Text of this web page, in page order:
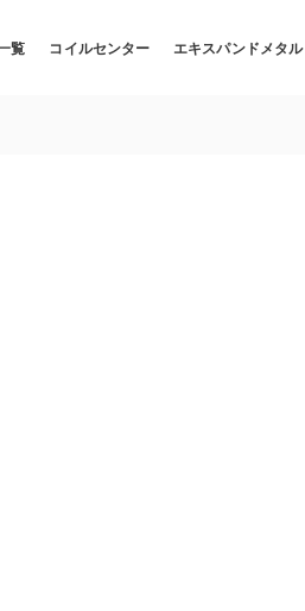
覧 コイルセンター エキスパンドメタル